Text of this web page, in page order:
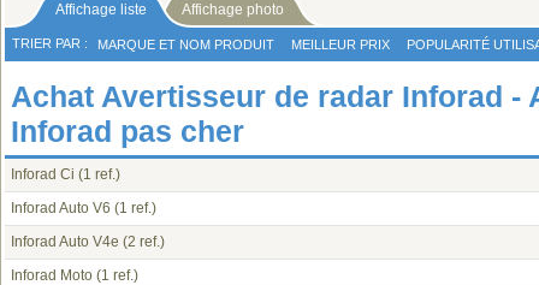
Affichage liste Affichage photo
TRIER PAR : MARQUE ET NOM PRODUIT MEILLEUR PRIX POPULARITÉ
Achat Avertisseur de radar Inforad -
Inforad pas cher
Inforad Ci (1 ref.)
Inforad Auto V6 (1 ref.)
Inforad Auto V4e (2 ref.)
Inforad Moto (1 ref.)